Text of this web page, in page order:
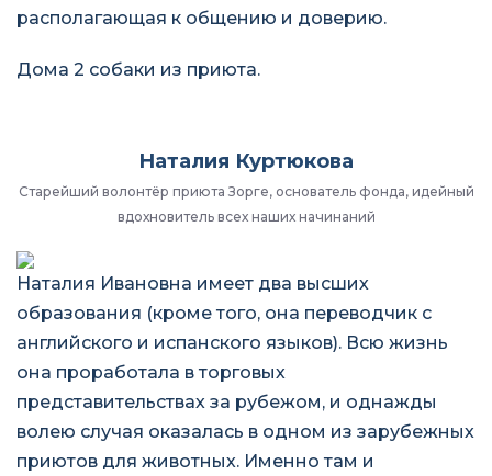
располагающая к общению и доверию.
Дома 2 собаки из приюта.
Наталия Куртюкова
Старейший волонтёр приюта Зорге, основатель фонда, идейный
вдохновитель всех наших начинаний
Наталия Ивановна имеет два высших
образования (кроме того, она переводчик с
английского и испанского языков). Всю жизнь
она проработала в торговых
представительствах за рубежом, и однажды
волею случая оказалась в одном из зарубежных
приютов для животных. Именно там и